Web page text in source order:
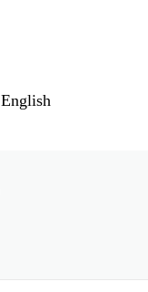
English